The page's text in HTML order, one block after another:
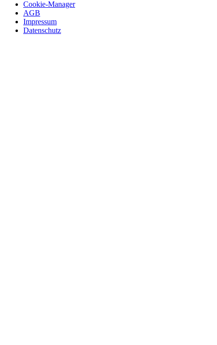
Cookie-Manager
AGB
Impressum
Datenschutz